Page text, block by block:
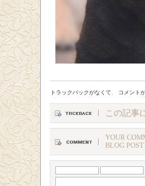
トラックバックがなくて コメント
この記事
YOUR
BLOG POST